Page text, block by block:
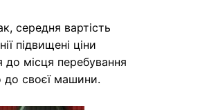
середня вартість
підвищені ціни
місця перебування
до своєї машини.